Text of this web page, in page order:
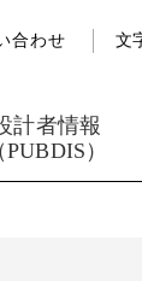
合わせ 文
計者情報
PUBDIS）